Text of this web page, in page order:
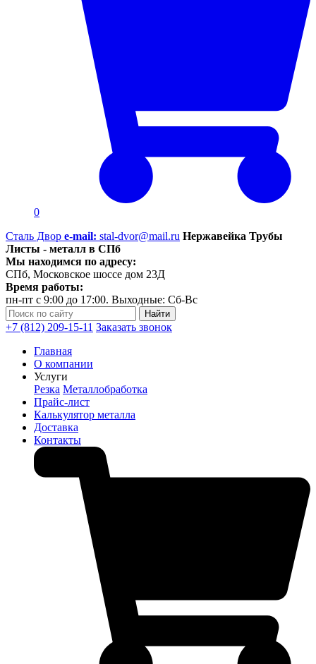
0
Сталь Двор e-mail: stal-dvor@mail.ru Нержавейка Трубы
Листы - металл в СПб
Мы находимся по адресу:
СПб, Московское шоссе дом 23Д
Время работы:
пн-пт с 9:00 до 17:00. Выходные: Сб-Вс
+7 (812) 209-15-11 Заказать звонок
Главная
О компании
Услуги
Резка Металлобработка
Прайс-лист
Калькулятор металла
Доставка
Контакты